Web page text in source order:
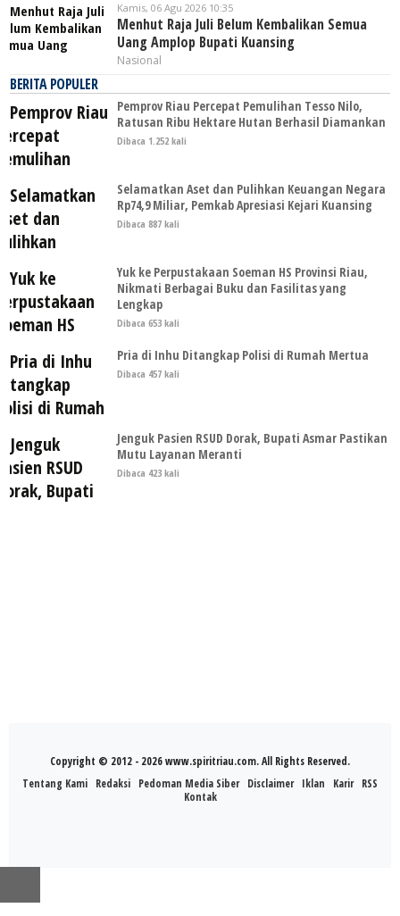
Kamis, 06 Agu 2026 10:35
Menhut Raja Juli Belum Kembalikan Semua
Uang Amplop Bupati Kuansing
Nasional
BERITA POPULER
Pemprov Riau Percepat Pemulihan Tesso Nilo,
Ratusan Ribu Hektare Hutan Berhasil Diamankan
Dibaca 1.252 kali
Selamatkan Aset dan Pulihkan Keuangan Negara
Rp74,9 Miliar, Pemkab Apresiasi Kejari Kuansing
Dibaca 887 kali
Yuk ke Perpustakaan Soeman HS Provinsi Riau,
Nikmati Berbagai Buku dan Fasilitas yang
Lengkap
Dibaca 653 kali
Pria di Inhu Ditangkap Polisi di Rumah Mertua
Dibaca 457 kali
Jenguk Pasien RSUD Dorak, Bupati Asmar Pastikan
Mutu Layanan Meranti
Dibaca 423 kali
Copyright © 2012 - 2026 www.spiritriau.com. All Rights Reserved.
Tentang Kami Redaksi Pedoman Media Siber Disclaimer Iklan Karir RSS
Kontak